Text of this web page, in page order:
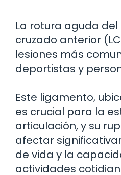
La rotura aguda
cruzado anterior
lesiones más
deportistas y
Este ligamento,
es crucial para la
articulación, y su
afectar
de vida y la
actividades